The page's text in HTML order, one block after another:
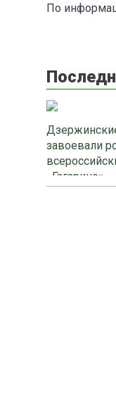
По
завоевали
«Гагарино»